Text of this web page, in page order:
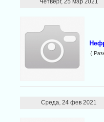
Четверг, 25 мар 2021
(
Среда, 24 фев 2021